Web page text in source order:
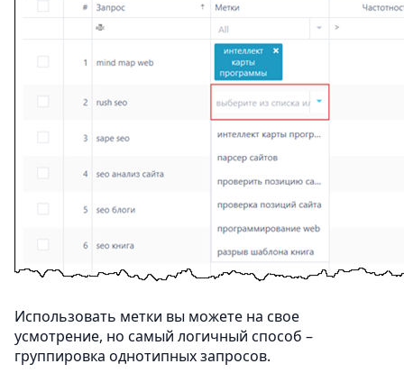
Использовать метки вы можете на свое
усмотрение, но самый логичный способ –
группировка однотипных запросов.